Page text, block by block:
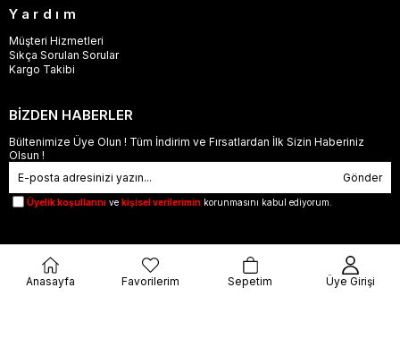
Yardım
Müşteri Hizmetleri
Sıkça Sorulan Sorular
Kargo Takibi
BİZDEN HABERLER
Bültenimize Üye Olun ! Tüm İndirim ve Fırsatlardan İlk Sizin Haberiniz
Olsun !
Gönder
Üyelik koşullarını ve kişisel verilerimin korunmasını kabul ediyorum.
© 2023 orjinalbu.com - Tüm Hakları Saklıdır.
Anasayfa Favorilerim Sepetim Üye Girişi